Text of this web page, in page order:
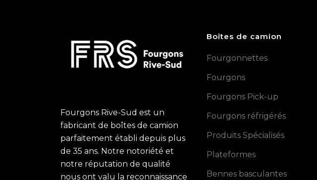
Fourgons Rive-Sud est un
fabricant de boîtes de camion
parfaitement établi depuis plus
de 35 ans. Notre notoriété et
notre réputation de qualité
nous ont valu la reconnaissance
Boîtes de camion
Fourgonnettes
Fourgons
Fourgons Pick-up
Fourgons réfrigérés
Produits Spécialisés
Plateformes
Bennes basculantes